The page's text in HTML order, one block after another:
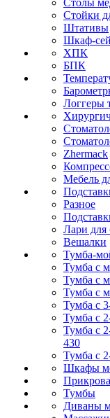
Столы
Стойки
Штативы
Шкаф-
ХПК
БПК
Логгеры
Zhermack
Мебель
Разное
Лари для
Вешалки
Тумба-
Тумба с
Тумба с
Тумба с
Тумба с
Тумба с
Тумба с
430
Тумба с
Шкафы
Тумбы
Диваны